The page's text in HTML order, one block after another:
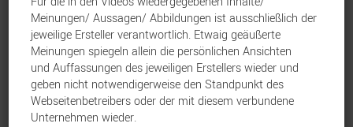
Unfall-Zusatzpakete verständlich erklärt
NV Versicherungen VVaG Sach 3. Juni 2026
Meinungen/ Aussagen/ Abbildungen ist ausschließlich der
jeweilige Ersteller verantwortlich. Etwaig geäußerte
Meinungen spiegeln allein die persönlichen Ansichten
und Auffassungen des jeweiligen Erstellers wieder und
geben nicht notwendigerweise den Standpunkt des
Webseitenbetreibers oder der mit diesem verbundene
Unternehmen wieder.